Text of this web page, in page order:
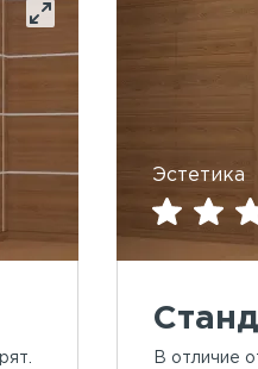
Эстетика
В отличие